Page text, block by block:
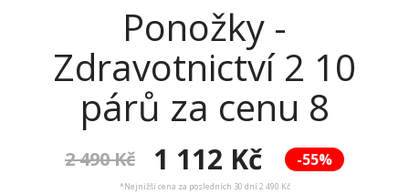
Ponožky -
Zdravotnictví 2 10
párů za cenu 8
-55%
2 490 Kč 1 112 Kč
*Nejnižší cena za posledních 30 dní 2 490 Kč